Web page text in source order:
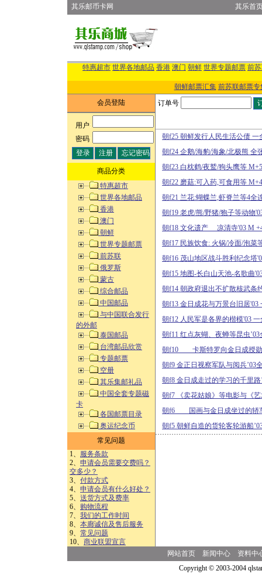
其乐邮币卡网 其乐首
特惠超市 世界各地邮品 香港 澳门 朝鲜 世界专题邮票 前
朝鲜邮票汇集 前苏联邮票专
会员登陆
用户:
密码:
商品分类
特惠超市
世界各地邮品
香港
澳门
朝鲜
世界专题邮票
前苏联
俄罗斯
蒙古
综合邮品
中国邮品
与中国联合发行
的外邮
泰国邮品
台湾邮品欣赏
专题邮票
空册
其乐集邮礼品
中国全套专题磁
卡
各国邮票目录
奥运纪念币
常见问题
1、 服务条款
2、 申请会员需要交费吗？
交多少？
3、 付款方式
4、 申请会员有什么好处？
5、 送货方式及费率
6、 购物流程
7、 我们的工作时间
8、 本廊诚信及售后服务
9、 常见问题
10、 商业联盟宣言
订单号
朝f25 朝鲜发行人民生活公债 一
朝f24 企鹅/海豹/海象/北极熊 全
朝f23 白枕鹤/夜鹫/狗头鹰等
朝f22 磨菇:可入药,可食用等
朝f21 兰花:蝴蝶兰,虾脊兰等4全
朝f19 老虎/熊/野猪/狍子等动物
朝f18 文化遗产__ 凉清寺'03 M
朝f17 民族饮食: 火锅/冷面/泡菜
朝f16 茂山地区战斗胜利纪念塔
朝f15 地图-长白山天池-名歌曲
朝f14 朝政府退出不扩散核武条
朝f13 金日成花与万景台旧居'03
朝f12 人民军是各界的楷模'03 一
朝f11 红点灰蝴、夜蝉等昆虫’03
朝f10 卡斯特罗向金日成授勋
朝f9 金正日视察军队与阅兵’03
朝f8 金日成走过的学习的千里路
朝f7 《卖花姑娘》等电影与《
朝f6 国画与金日成坐过的轿
朝f5 朝鲜自造的货轮客轮游船
网站首页 新闻中心
资料中
Copyright © 2003-2004